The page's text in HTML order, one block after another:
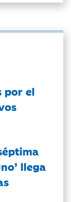
por el
llega